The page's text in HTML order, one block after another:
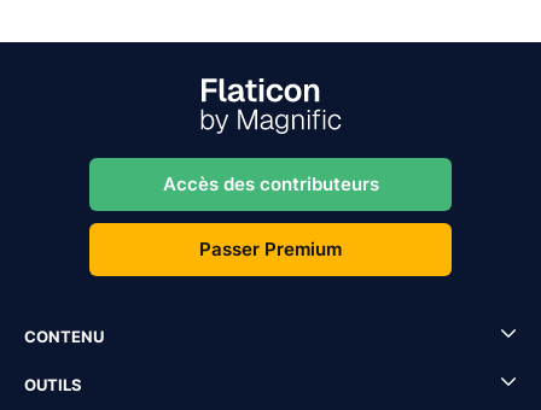
Accès des contributeurs
Passer Premium
CONTENU
OUTILS